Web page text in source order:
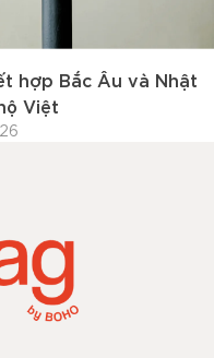
hợp Bắc Âu và Nhật
Việt